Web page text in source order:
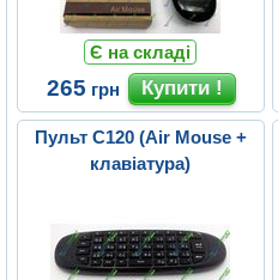
Є на складі
265 грн
Пульт C120 (Air Mouse +
клавіатура)